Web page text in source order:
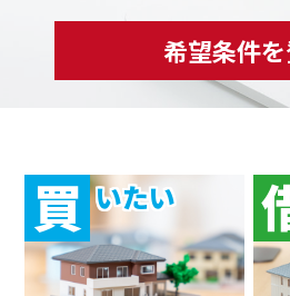
希望条件
買 いたい